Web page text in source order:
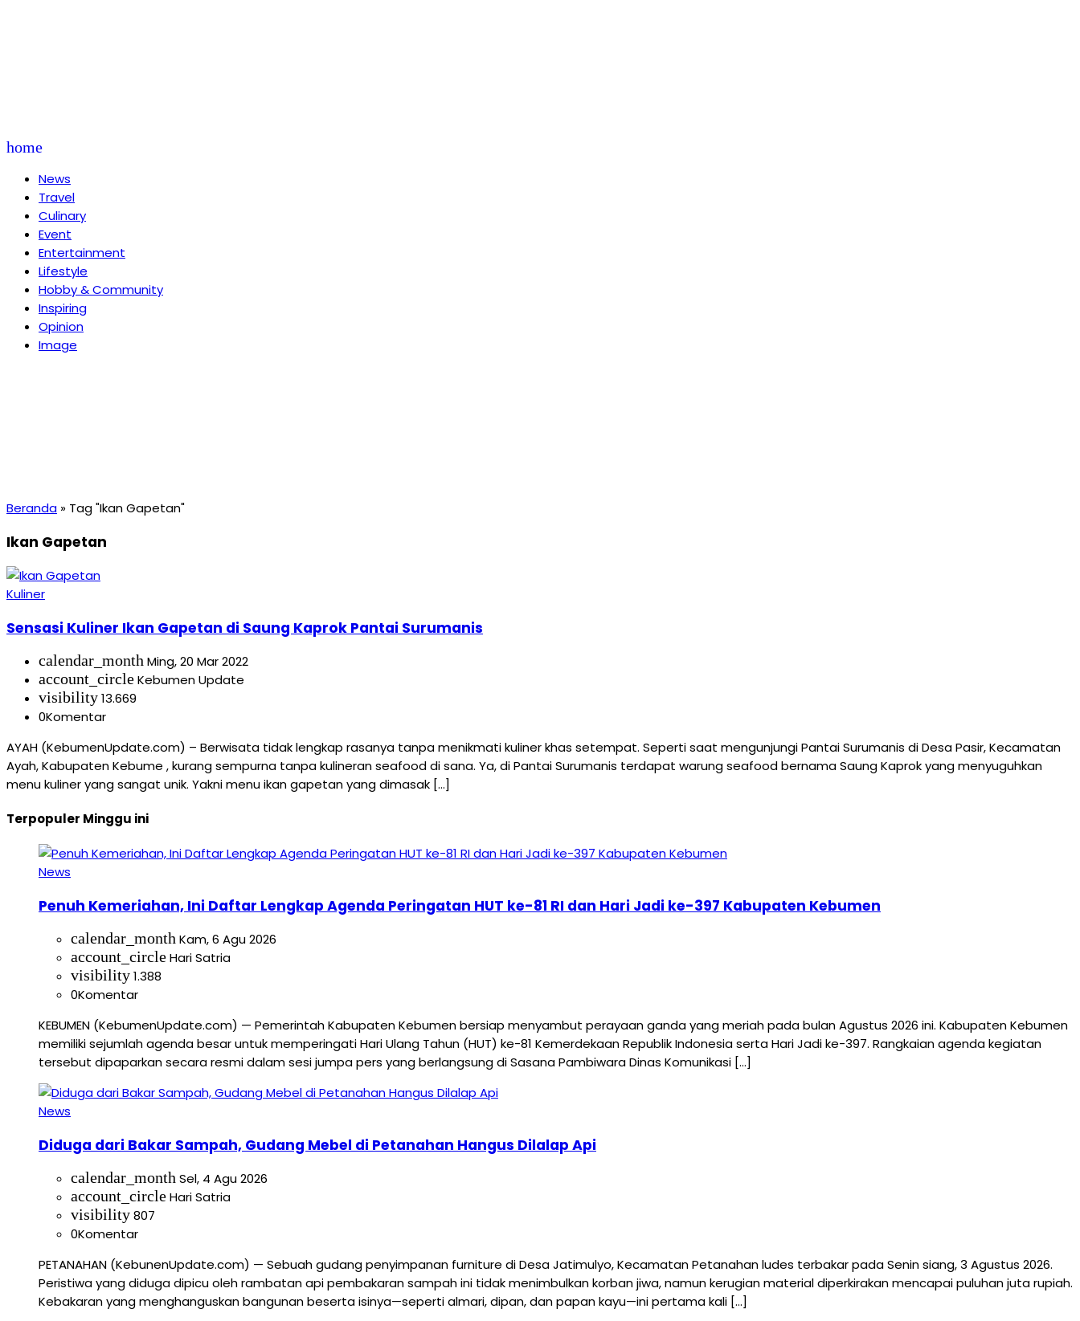
home
News
Travel
Culinary
Event
Entertainment
Lifestyle
Hobby & Community
Inspiring
Opinion
Image
Beranda » Tag "Ikan Gapetan"
Ikan Gapetan
Kuliner
Sensasi Kuliner Ikan Gapetan di Saung Kaprok Pantai Surumanis
calendar_month Ming, 20 Mar 2022
account_circleKebumen Update
visibility13.669
0Komentar
AYAH (KebumenUpdate.com) – Berwisata tidak lengkap rasanya tanpa menikmati kuliner khas setempat. Seperti saat mengunjungi Pantai Surumanis di Desa Pasir, Kecamatan
Ayah, Kabupaten Kebume , kurang sempurna tanpa kulineran seafood di sana. Ya, di Pantai Surumanis terdapat warung seafood bernama Saung Kaprok yang menyuguhkan
menu kuliner yang sangat unik. Yakni menu ikan gapetan yang dimasak […]
Terpopuler Minggu ini
News
Penuh Kemeriahan, Ini Daftar Lengkap Agenda Peringatan HUT ke-81 RI dan Hari Jadi ke-397 Kabupaten Kebumen
calendar_month Kam, 6 Agu 2026
account_circleHari Satria
visibility1.388
0Komentar
KEBUMEN (KebumenUpdate.com) — Pemerintah Kabupaten Kebumen bersiap menyambut perayaan ganda yang meriah pada bulan Agustus 2026 ini. Kabupaten Kebumen
memiliki sejumlah agenda besar untuk memperingati Hari Ulang Tahun (HUT) ke-81 Kemerdekaan Republik Indonesia serta Hari Jadi ke-397. Rangkaian agenda kegiatan
tersebut dipaparkan secara resmi dalam sesi jumpa pers yang berlangsung di Sasana Pambiwara Dinas Komunikasi […]
News
Diduga dari Bakar Sampah, Gudang Mebel di Petanahan Hangus Dilalap Api
calendar_monthSel, 4 Agu 2026
account_circleHari Satria
visibility807
0Komentar
PETANAHAN (KebunenUpdate.com) — Sebuah gudang penyimpanan furniture di Desa Jatimulyo, Kecamatan Petanahan ludes terbakar pada Senin siang, 3 Agustus 2026.
Peristiwa yang diduga dipicu oleh rambatan api pembakaran sampah ini tidak menimbulkan korban jiwa, namun kerugian material diperkirakan mencapai puluhan juta rupiah.
Kebakaran yang menghanguskan bangunan beserta isinya—seperti almari, dipan, dan papan kayu—ini pertama kali […]